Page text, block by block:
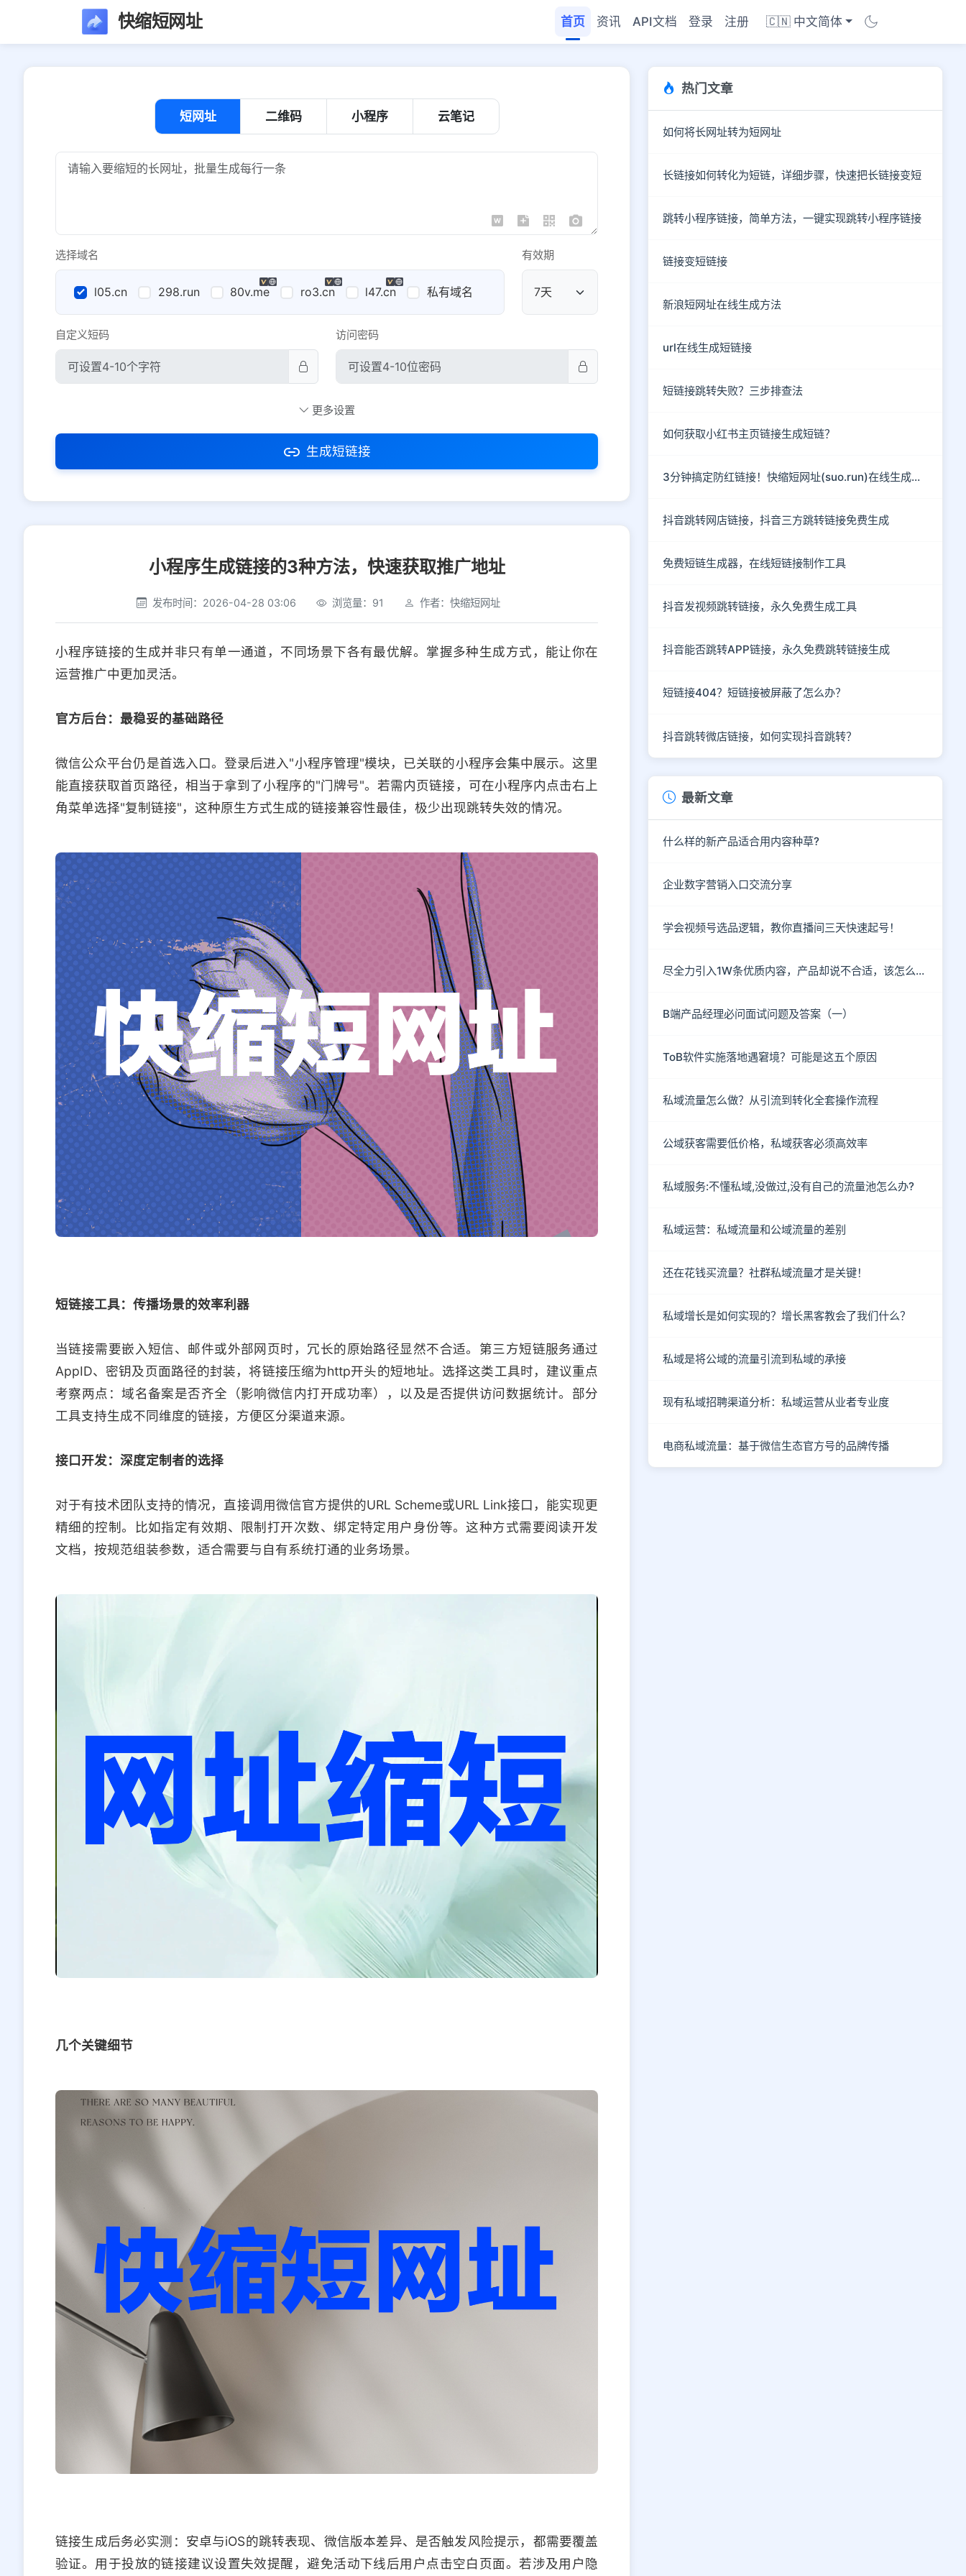
快缩短网址 首页 资讯 API文档 登录 注册 🇨🇳 中文简体
短网址 二维码 小程序 云笔记
选择域名
l05.cn 298.run 80v.me ro3.cn l47.cn 私有域名 公共域名
有效期
自定义短码 访问密码
社交平台 电商平台
选择防红平台类型，避免链接被拦截
平台设置
iOS Android PC 其他
更多设置
生成短链接
小程序生成链接的3种方法，快速获取推广地址
发布时间：2026-04-28 03:06 浏览量：91 作者：快缩短网址
小程序链接的生成并非只有单一通道，不同场景下各有最优解。掌握多种生成方式，能让你在
运营推广中更加灵活。
官方后台：最稳妥的基础路径
微信公众平台仍是首选入口。登录后进入"小程序管理"模块，已关联的小程序会集中展示。这里
能直接获取首页路径，相当于拿到了小程序的"门牌号"。若需内页链接，可在小程序内点击右上
角菜单选择"复制链接"，这种原生方式生成的链接兼容性最佳，极少出现跳转失效的情况。
短链接工具：传播场景的效率利器
当链接需要嵌入短信、邮件或外部网页时，冗长的原始路径显然不合适。第三方短链服务通过
AppID、密钥及页面路径的封装，将链接压缩为http开头的短地址。选择这类工具时，建议重点
考察两点：域名备案是否齐全（影响微信内打开成功率），以及是否提供访问数据统计。部分
工具支持生成不同维度的链接，方便区分渠道来源。
接口开发：深度定制者的选择
对于有技术团队支持的情况，直接调用微信官方提供的URL Scheme或URL Link接口，能实现更
精细的控制。比如指定有效期、限制打开次数、绑定特定用户身份等。这种方式需要阅读开发
文档，按规范组装参数，适合需要与自有系统打通的业务场景。
几个关键细节
链接生成后务必实测：安卓与iOS的跳转表现、微信版本差异、是否触发风险提示，都需要覆盖
验证。用于投放的链接建议设置失效提醒，避免活动下线后用户点击空白页面。若涉及用户隐
热门文章
如何将长网址转为短网址
长链接如何转化为短链，详细步骤，快速把长链接变短
跳转小程序链接，简单方法，一键实现跳转小程序链接
链接变短链接
新浪短网址在线生成方法
url在线生成短链接
短链接跳转失败？三步排查法
如何获取小红书主页链接生成短链？
3分钟搞定防红链接！快缩短网址(suo.run)在线生成指南
抖音跳转网店链接，抖音三方跳转链接免费生成
免费短链生成器，在线短链接制作工具
抖音发视频跳转链接，永久免费生成工具
抖音能否跳转APP链接，永久免费跳转链接生成
短链接404？短链接被屏蔽了怎么办？
抖音跳转微店链接，如何实现抖音跳转？
最新文章
什么样的新产品适合用内容种草?
企业数字营销入口交流分享
学会视频号选品逻辑，教你直播间三天快速起号！
尽全力引入1W条优质内容，产品却说不合适，该怎么破？
B端产品经理必问面试问题及答案（一）
ToB软件实施落地遇窘境？可能是这五个原因
私域流量怎么做？从引流到转化全套操作流程
公域获客需要低价格，私域获客必须高效率
私域服务:不懂私域,没做过,没有自己的流量池怎么办?
私域运营：私域流量和公域流量的差别
还在花钱买流量？社群私域流量才是关键！
私域增长是如何实现的？增长黑客教会了我们什么？
私域是将公域的流量引流到私域的承接
现有私域招聘渠道分析：私域运营从业者专业度
电商私域流量：基于微信生态官方号的品牌传播